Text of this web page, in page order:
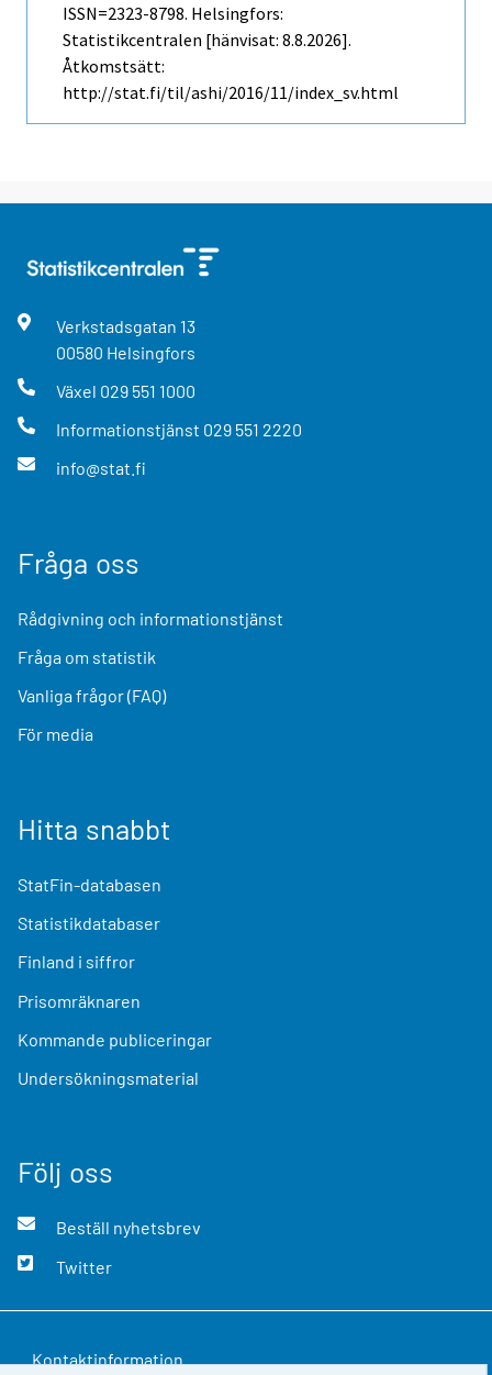
ISSN=2323-8798. Helsingfors:
Statistikcentralen [hänvisat: 8.8.2026].
Åtkomstsätt:
http://stat.fi/til/ashi/2016/11/index_sv.html
Verkstadsgatan 13
00580 Helsingfors
Växel 029 551 1000
Informationstjänst 029 551 2220
info@stat.fi
Fråga oss
Rådgivning och informationstjänst
Fråga om statistik
Vanliga frågor (FAQ)
För media
Hitta snabbt
StatFin-databasen
Statistikdatabaser
Finland i siffror
Prisomräknaren
Kommande publiceringar
Undersökningsmaterial
Följ oss
Beställ nyhetsbrev
Twitter
Kontaktinformation